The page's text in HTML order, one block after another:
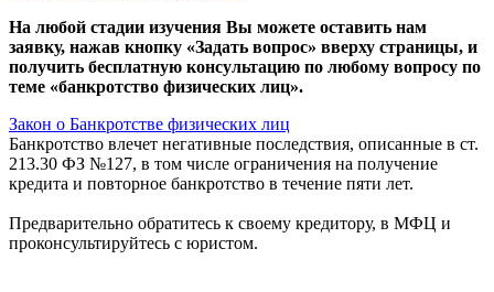
На любой стадии изучения Вы можете оставить нам
заявку, нажав кнопку «Задать вопрос» вверху страницы, и
получить бесплатную консультацию по любому вопросу по
теме «банкротство физических лиц».
Закон о Банкротстве физических лиц
Банкротство влечет негативные последствия, описанные в ст.
213.30 ФЗ №127, в том числе ограничения на получение
кредита и повторное банкротство в течение пяти лет.
Предварительно обратитесь к своему кредитору, в МФЦ и
проконсультируйтесь с юристом.